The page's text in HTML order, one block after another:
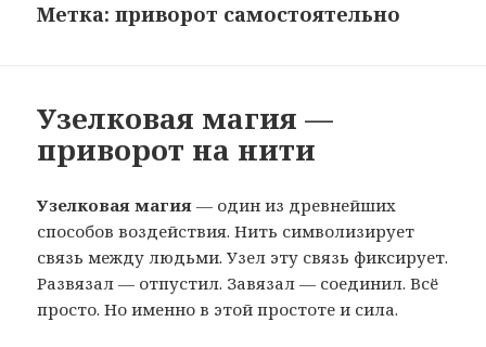
Метка:приворот самостоятельно
Узелковая магия —
приворот на нити
Узелковая магия — один из древнейших
способов воздействия. Нить символизирует
связь между людьми. Узел эту связь фиксирует.
Развязал — отпустил. Завязал — соединил. Всё
просто. Но именно в этой простоте и сила.